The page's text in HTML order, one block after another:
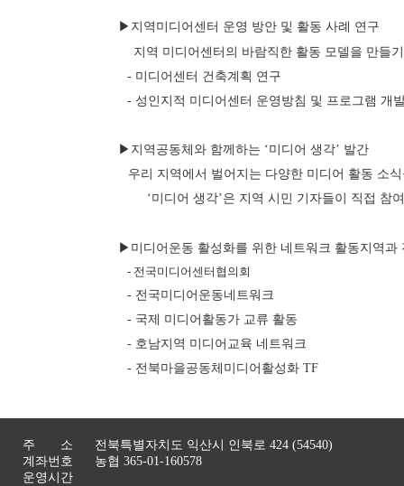
▶지역미디어센터 운영 방안 및 활동 사례 연구
지역 미디어센터의 바람직한 활동 모델을 만
- 미디어센터 건축계획 연구
- 성인지적 미디어센터 운영방침 및 프로그램 개
▶지역공동체와 함께하는 ‘미디어 생각’ 발간
우리 지역에서 벌어지는 다양한 미디어 활동 소
‘미디어 생각’은 지역 시민 기자들이 직접 참
▶미디어운동 활성화를 위한 네트워크 활동지역
- 전국미디어센터협의회
- 전국미디어운동네트워크
- 국제 미디어활동가 교류 활동
- 호남지역 미디어교육 네트워크
- 전북마을공동체미디어활성화 TF
주 소
전북특별자치도 익산시 인북로 424 (54540)
계좌번호
농협 365-01-160578
운영시간